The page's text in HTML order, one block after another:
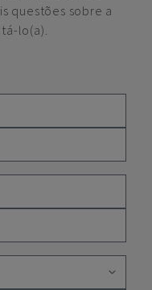
questões sobre a
lo(a).